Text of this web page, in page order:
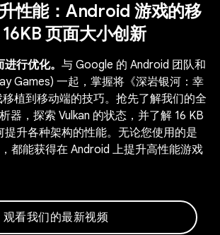
性能：Android 游戏的移
页面大小创新
行优化。 与 Google 的 Android 团队和
Games) 一起，掌握将《深岩银河：幸
植到移动端的技巧。抢先了解我们的全
器，探索 Vulkan 的状态，并了解 16 KB
提升各种架构的性能。无论您使用的是
都能获得在 Android 上提升高性能游戏
观看我们的最新视频